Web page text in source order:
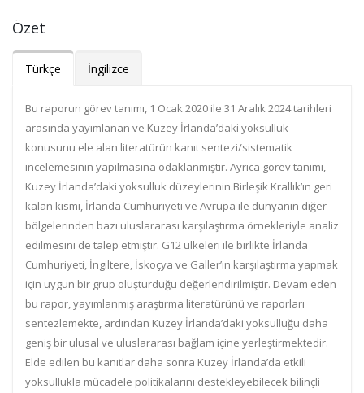
Özet
Türkçe İngilizce
Bu raporun görev tanımı, 1 Ocak 2020 ile 31 Aralık 2024 tarihleri
arasında yayımlanan ve Kuzey İrlanda’daki yoksulluk
konusunu ele alan literatürün kanıt sentezi/sistematik
incelemesinin yapılmasına odaklanmıştır. Ayrıca görev tanımı,
Kuzey İrlanda’daki yoksulluk düzeylerinin Birleşik Krallık’ın geri
kalan kısmı, İrlanda Cumhuriyeti ve Avrupa ile dünyanın diğer
bölgelerinden bazı uluslararası karşılaştırma örnekleriyle analiz
edilmesini de talep etmiştir. G12 ülkeleri ile birlikte İrlanda
Cumhuriyeti, İngiltere, İskoçya ve Galler’in karşılaştırma yapmak
için uygun bir grup oluşturduğu değerlendirilmiştir. Devam eden
bu rapor, yayımlanmış araştırma literatürünü ve raporları
sentezlemekte, ardından Kuzey İrlanda’daki yoksulluğu daha
geniş bir ulusal ve uluslararası bağlam içine yerleştirmektedir.
Elde edilen bu kanıtlar daha sonra Kuzey İrlanda’da etkili
yoksullukla mücadele politikalarını destekleyebilecek bilinçli